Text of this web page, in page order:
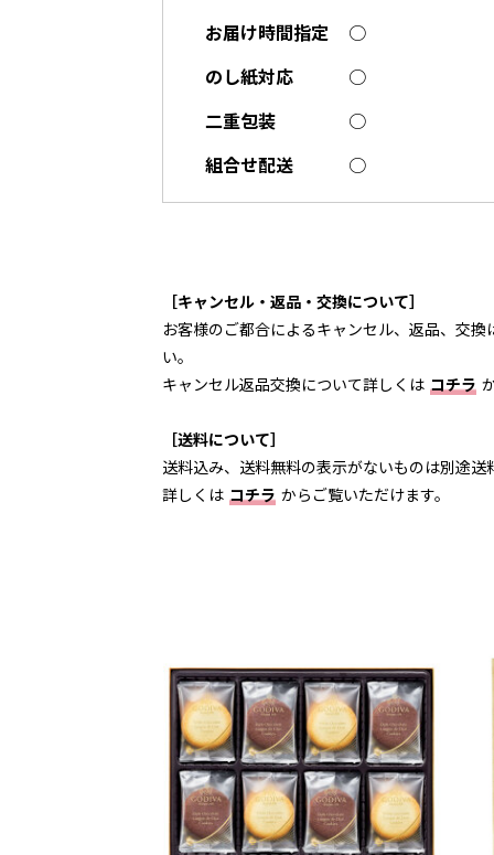
お届け時間指定
○
のし紙対応
○
二重包装
○
組合せ配送
○
［キャンセル・返品・交換について］
お客様のご都合によるキャンセル、返品、交
い。
キャンセル返品交換について詳しくは コチラ
［送料について］
送料込み、送料無料の表示がないものは別途送
詳しくは コチラ からご覧いただけます。